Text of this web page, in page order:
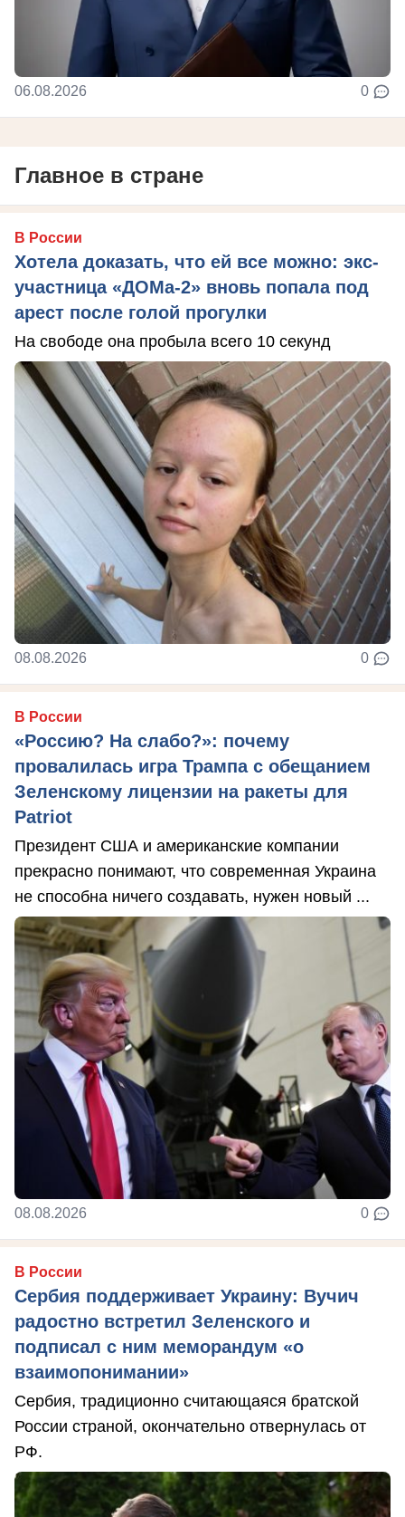
06.08.2026 0
Главное в стране
В России
Хотела доказать, что ей все можно: экс-
участница «ДОМа-2» вновь попала под
арест после голой прогулки
На свободе она пробыла всего 10 секунд
08.08.2026 0
В России
«Россию? На слабо?»: почему
провалилась игра Трампа с обещанием
Зеленскому лицензии на ракеты для
Patriot
Президент США и американские компании
прекрасно понимают, что современная Украина
не способна ничего создавать, нужен новый ...
08.08.2026 0
В России
Сербия поддерживает Украину: Вучич
радостно встретил Зеленского и
подписал с ним меморандум «о
взаимопонимании»
Сербия, традиционно считающаяся братской
России страной, окончательно отвернулась от
РФ.